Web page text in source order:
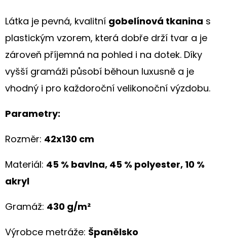
Látka je pevná, kvalitní gobelínová tkanina s
plastickým vzorem, která dobře drží tvar a je
zároveň příjemná na pohled i na dotek. Díky
vyšší gramáži působí běhoun luxusně a je
vhodný i pro každoroční velikonoční výzdobu.
Parametry:
Rozměr: 42x130 cm
Materiál: 45 % bavlna, 45 % polyester, 10 %
akryl
Gramáž: 430 g/m²
Výrobce metráže: Španělsko